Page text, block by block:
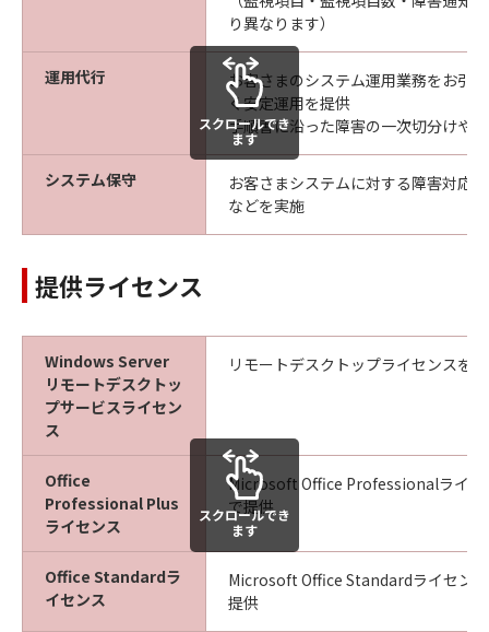
り異なります）
運用代行
お客さまのシステム運用業務をお引
く安定運用を提供
手順書に沿った障害の一次切分けや
システム保守
お客さまシステムに対する障害対応
などを実施
スクロールでき
ます
提供ライセンス
Windows Server
リモートデスクトッ
プサービスライセン
ス
リモートデスクトップライセンスを
Office
Professional Plus
ライセンス
Microsoft Office Professionalライセ
で提供
Office Standardラ
イセンス
Microsoft Office Standardライセン
提供
スクロールでき
ます